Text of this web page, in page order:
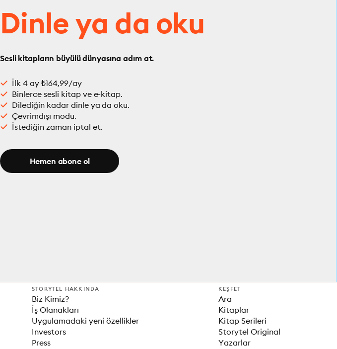
Dinle ya da oku
Sesli kitapların büyülü dünyasına adım at.
İlk 4 ay ₺164,99/ay
Binlerce sesli kitap ve e-kitap.
Dilediğin kadar dinle ya da oku.
Çevrimdışı modu.
İstediğin zaman iptal et.
Hemen abone ol
STORYTEL HAKKINDA
Biz Kimiz?
İş Olanakları
Uygulamadaki yeni özellikler
Investors
Press
KEŞFET
Ara
Kitaplar
Kitap Serileri
Storytel Original
Yazarlar